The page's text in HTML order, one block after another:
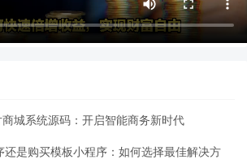
城系统源码：开启智能商务新时代
还是购买模板小程序：如何选择最佳解决方